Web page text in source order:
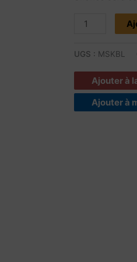
Silence
UGS : MSKBL
Ajouter à
Ajouter à